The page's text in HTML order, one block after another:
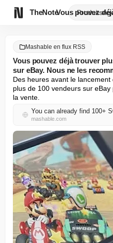
TheNote Produits
Vous pouvez
Mashable en flux RSS
Vous pouvez déjà trouver
sur eBay. Nous ne les
Des heures avant le lancement
plus de 100 vendeurs sur
la vente.
mashable.com